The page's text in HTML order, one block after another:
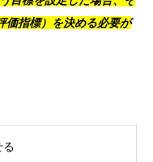
価指標）を決める必要が
る